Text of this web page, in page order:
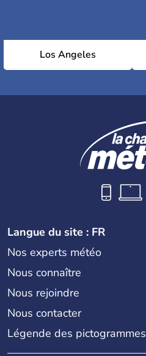
Los Angeles
Langue du site : FR
Nos experts météo
Nous connaître
Nous rejoindre
Nous contacter
Légende des pictogrammes